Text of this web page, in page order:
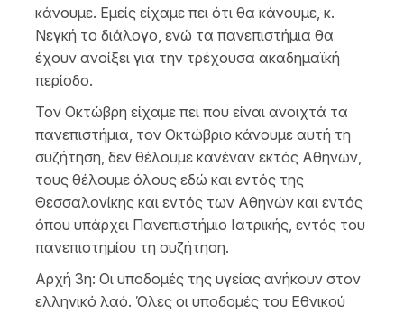
κάνουμε. Εμείς είχαμε πει ότι θα κάνουμε, κ.
Νεγκή το διάλογο, ενώ τα πανεπιστήμια θα
έχουν ανοίξει για την τρέχουσα ακαδημαϊκή
περίοδο.
Τον Οκτώβρη είχαμε πει που είναι ανοιχτά τα
πανεπιστήμια, τον Οκτώβριο κάνουμε αυτή τη
συζήτηση, δεν θέλουμε κανέναν εκτός Αθηνών,
τους θέλουμε όλους εδώ και εντός της
Θεσσαλονίκης και εντός των Αθηνών και εντός
όπου υπάρχει Πανεπιστήμιο Ιατρικής, εντός του
πανεπιστημίου τη συζήτηση.
Αρχή 3η: Οι υποδομές της υγείας ανήκουν στον
ελληνικό λαό. Όλες οι υποδομές του Εθνικού